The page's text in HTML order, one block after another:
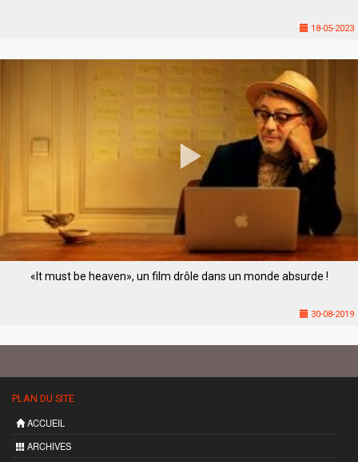
18-05-2023
«It must be heaven», un film drôle dans un monde absurde !
30-08-2019
PLAN DU SITE
ACCUEIL
ARCHIVES